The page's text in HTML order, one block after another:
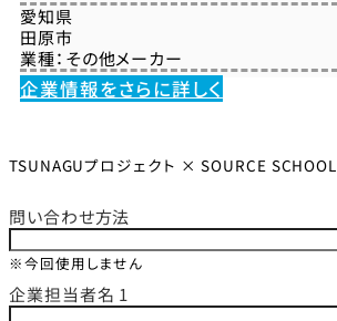
愛知県
田原市
業種： その他メーカー
企業情報をさらに詳しく
TSUNAGUプロジェクト × SOURCE SCHOOL
問い合わせ方法
※今回使用しません
企業担当者名 1